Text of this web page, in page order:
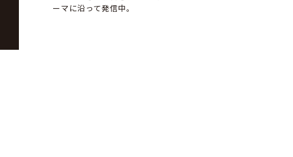
ーマに沿って発信中。